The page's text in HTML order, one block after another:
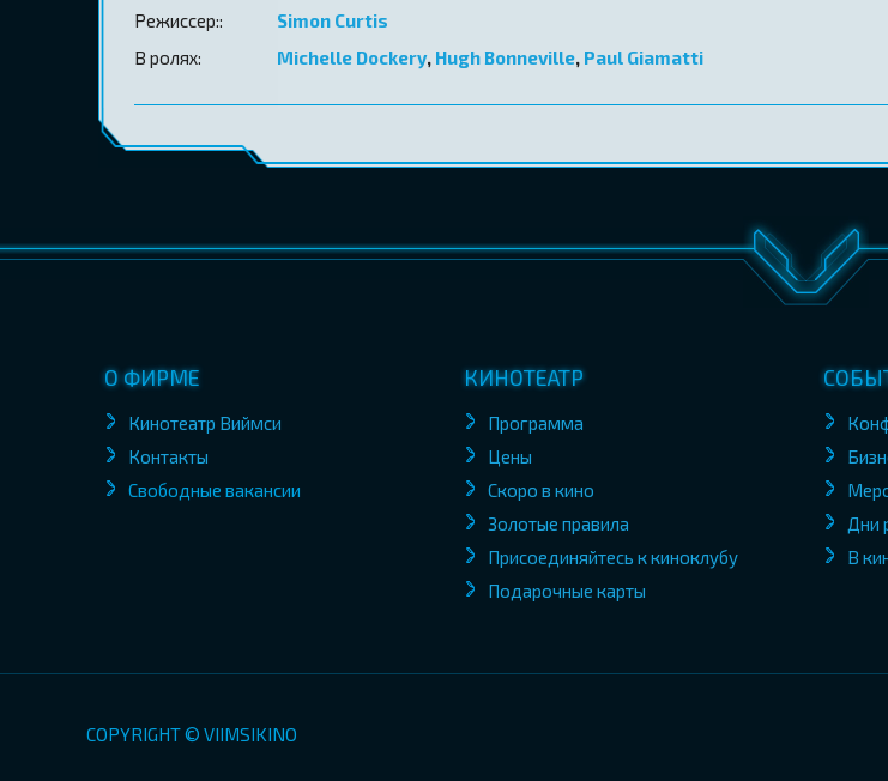
Режиссер::
Simon Curtis
В ролях:
Michelle Dockery, Hugh Bonneville, Paul Giamatti
О ФИРМЕ
Кинотеатр Виймси
Контакты
Свободные вакансии
КИНОТЕАТР
Программа
Цены
Скоро в кино
Золотые правила
Присоединяйтесь к киноклубу
Подарочные карты
Дни
В
COPYRIGHT © VIIMSIKINO